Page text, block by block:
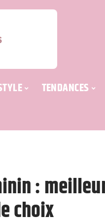
TENDANCES
:
choix